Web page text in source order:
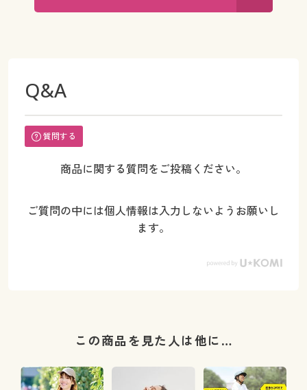
Q&A
質問する
商品に関する質問をご投稿ください。
ご質問の中には個人情報は入力しないようお願いし
ます。
この商品を見た人は他に…